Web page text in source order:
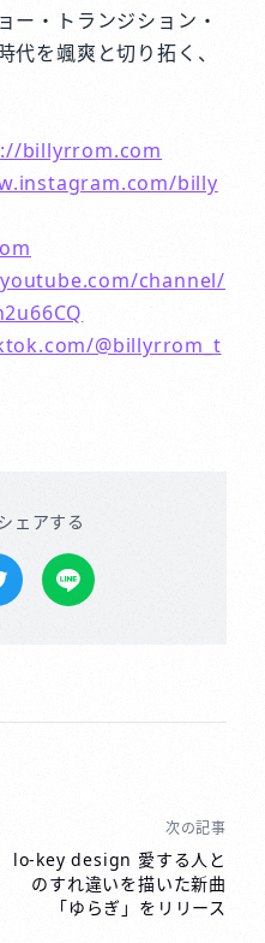
ー・トランジション・
代を颯爽と切り拓く、
billyrrom.com
billy
channel/
@billyrrom_t
ェアする
でシェアでツイートする
LINEで送る
次の記事
lo-key design 愛する人と
のすれ違いを描いた新曲
「ゆらぎ」をリリース